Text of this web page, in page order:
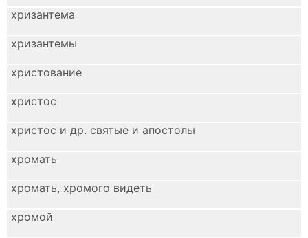
хризантема
хризантемы
христование
христос
христос и др. святые и апостолы
хромать
хромать, хромого видеть
хромой